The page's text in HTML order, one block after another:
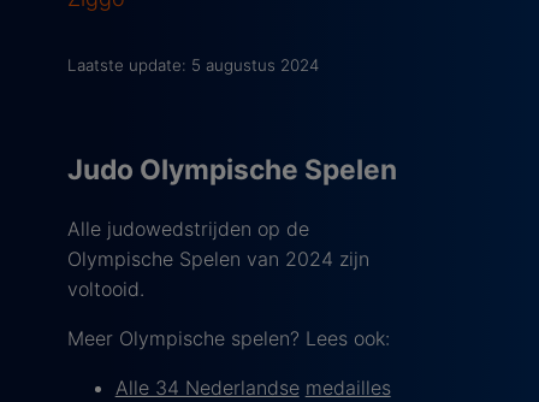
Laatste update: 5 augustus 2024
Judo Olympische Spelen
Alle judowedstrijden op de
Olympische Spelen van 2024 zijn
voltooid.
Meer Olympische spelen? Lees ook:
Alle 34 Nederlandse medailles